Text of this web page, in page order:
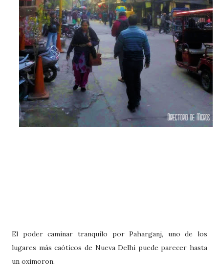
El poder caminar tranquilo por Paharganj, uno de los
lugares más caóticos de Nueva Delhi puede parecer hasta
un oximoron.